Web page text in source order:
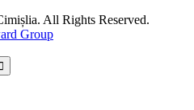
All Rights Reserved.
Group